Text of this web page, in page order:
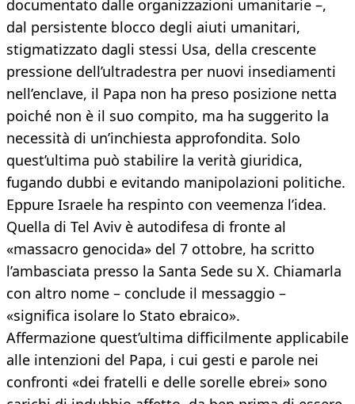
documentato dalle organizzazioni umanitarie –,
dal persistente blocco degli aiuti umanitari,
stigmatizzato dagli stessi Usa, della crescente
pressione dell’ultradestra per nuovi insediamenti
nell’enclave, il Papa non ha preso posizione netta
poiché non è il suo compito, ma ha suggerito la
necessità di un’inchiesta approfondita. Solo
quest’ultima può stabilire la verità giuridica,
fugando dubbi e evitando manipolazioni politiche.
Eppure Israele ha respinto con veemenza l’idea.
Quella di Tel Aviv è autodifesa di fronte al
«massacro genocida» del 7 ottobre, ha scritto
l’ambasciata presso la Santa Sede su X. Chiamarla
con altro nome – conclude il messaggio –
«significa isolare lo Stato ebraico».
Affermazione quest’ultima difficilmente applicabile
alle intenzioni del Papa, i cui gesti e parole nei
confronti «dei fratelli e delle sorelle ebrei» sono